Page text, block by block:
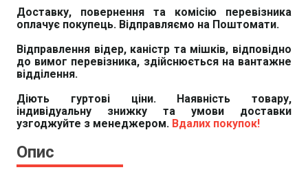
Доставку, повернення та комісію перевізника
оплачує покупець. Відправляємо на Поштомати.
Відправлення відер, каністр та мішків, відповідно
до вимог перевізника, здійснюється на вантажне
відділення.
Діють гуртові ціни. Наявність товару,
індивідуальну знижку та умови доставки
узгоджуйте з менеджером. Вдалих покупок!
Опис